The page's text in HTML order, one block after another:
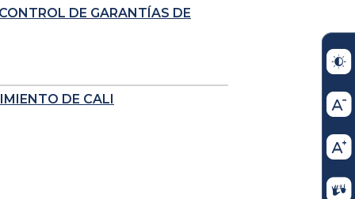
DE GARANTÍAS DE
DE CALI